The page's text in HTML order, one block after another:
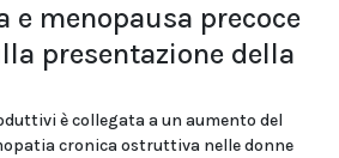
e menopausa precoce
presentazione della
è collegata a un aumento del
cronica ostruttiva nelle donne